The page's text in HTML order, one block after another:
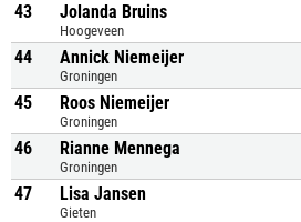
43 Jolanda Bruins
Hoogeveen
44 Annick Niemeijer
Groningen
45 Roos Niemeijer
Groningen
46 Rianne Mennega
Groningen
47 Lisa Jansen
Gieten